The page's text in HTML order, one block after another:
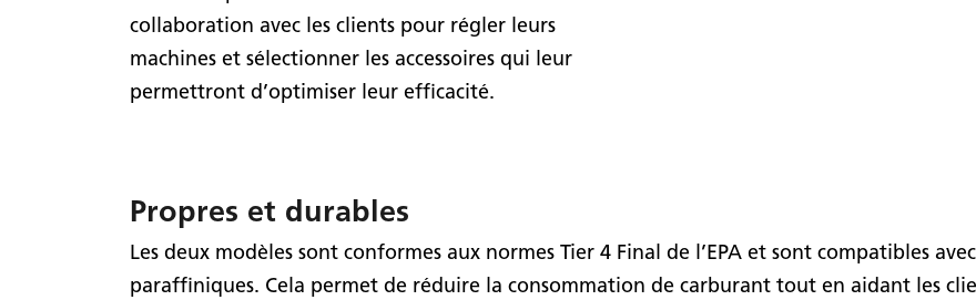
collaboration avec les clients pour régler leurs
machines et sélectionner les accessoires qui leur
permettront d’optimiser leur efficacité.
Propres et durables
Les deux modèles sont conformes aux normes Tier 4 Final de l’EPA et sont compatibles
paraffiniques. Cela permet de réduire la consommation de carburant tout en aidant les